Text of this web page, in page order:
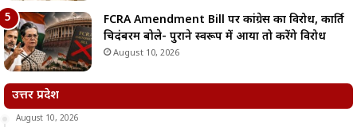
FCRA Amendment Bill पर कांग्रेस का विरोध, कार्ति
चिदंबरम बोले- पुराने स्वरूप में आया तो करेंगे विरोध
August 10, 2026
उत्तर प्रदेश
August 10, 2026